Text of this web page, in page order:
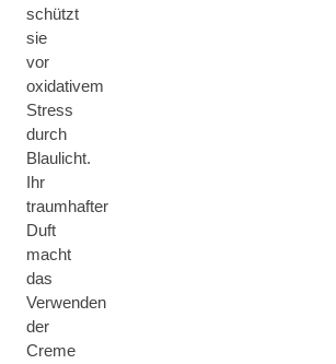
schützt
sie
vor
oxidativem
Stress
durch
Blaulicht.
Ihr
traumhafter
Duft
macht
das
Verwenden
der
Creme